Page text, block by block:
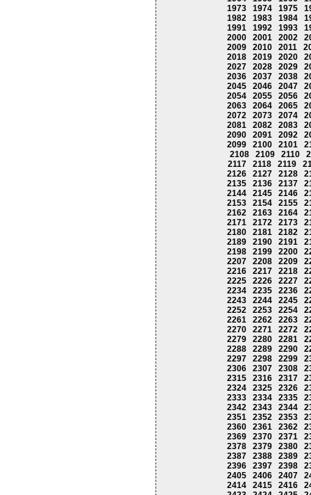
1973
1974 1975
1982
1983 1984
1991
1992 1993
2000
2001 2002
2009
2010 2011
2018
2019 2020
2027
2028 2029
2036
2037 2038
2045
2046 2047
2054
2055 2056
2063
2064 2065
2072
2073 2074
2081
2082 2083
2090
2091 2092
2099
2100 2101
2108
2109 2110
2117
2118 2119
2126
2127 2128
2135
2136 2137
2144
2145 2146
2153
2154 2155
2162
2163 2164
2171
2172 2173
2180
2181 2182
2189
2190 2191
2198
2199 2200
2207
2208 2209
2216
2217 2218
2225
2226 2227
2234
2235 2236
2243
2244 2245
2252
2253 2254
2261
2262 2263
2270
2271 2272
2279
2280 2281
2288
2289 2290
2297
2298 2299
2306
2307 2308
2315
2316 2317
2324
2325 2326
2333
2334 2335
2342
2343 2344
2351
2352 2353
2360
2361 2362
2369
2370 2371
2378
2379 2380
2387
2388 2389
2396
2397 2398
2405
2406 2407
2414
2415 2416